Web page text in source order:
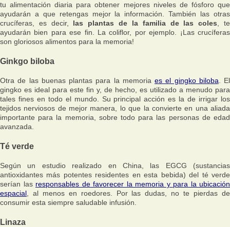
tu alimentación diaria para obtener mejores niveles de fósforo que
ayudarán a que retengas mejor la información. También las otras
crucíferas, es decir, las plantas de la familia de las coles , te
ayudarán bien para ese fin. La coliflor, por ejemplo. ¡Las crucíferas
son gloriosos alimentos para la memoria!
Ginkgo biloba
Otra de las buenas plantas para la memoria es el gingko biloba . El
gingko es ideal para este fin y, de hecho, es utilizado a menudo para
tales fines en todo el mundo. Su principal acción es la de irrigar los
tejidos nerviosos de mejor manera, lo que la convierte en una aliada
importante para la memoria, sobre todo para las personas de edad
avanzada.
Té verde
Según un estudio realizado en China, las EGCG (sustancias
antioxidantes más potentes residentes en esta bebida) del té verde
serían las responsables de favorecer la memoria y para la ubicación
espacial , al menos en roedores. Por las dudas, no te pierdas de
consumir esta siempre saludable infusión.
Linaza